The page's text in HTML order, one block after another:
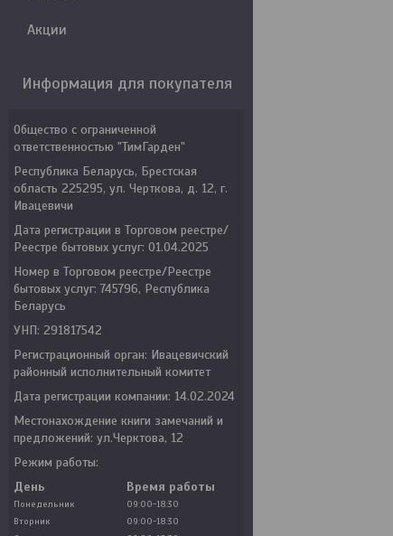
Акции
Информация для покупателя
Общество с ограниченной
ответственностью "ТимГарден"
Республика Беларусь, Брестская
область 225295, ул. Черткова, д. 12, г.
Ивацевичи
Дата регистрации в Торговом реестре/
Реестре бытовых услуг: 01.04.2025
Номер в Торговом реестре/Реестре
бытовых услуг: 745796, Республика
Беларусь
УНП: 291817542
Регистрационный орган: Ивацевичский
районный исполнительный комитет
Дата регистрации компании: 14.02.2024
Местонахождение книги замечаний и
предложений: ул.Черктова, 12
Режим работы:
День
Время работы
Понедельник
09:00-18:30
Вторник
09:00-18:30